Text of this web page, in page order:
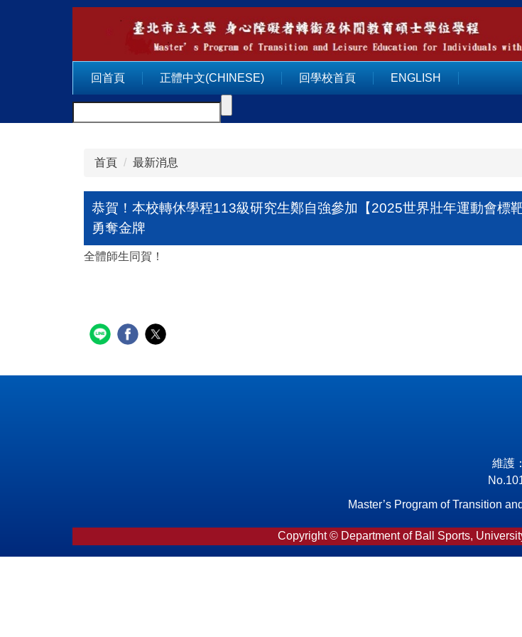
回首頁 正體中文(CHINESE) 回學校首頁 ENGLISH
首頁 最新消息
恭賀！本校轉休學程113級研究生鄭自強參加【2025世界壯年運動會標
勇奪金牌
全體師生同賀！
維護
Master’s Program of Transition
Copyright © Department of Ball Sports,